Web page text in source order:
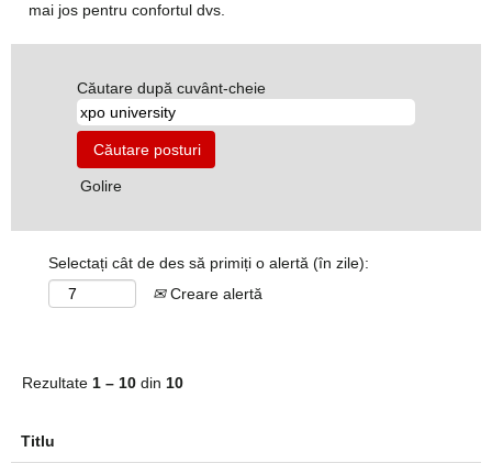
mai jos pentru confortul dvs.
Căutare după cuvânt-cheie
Golire
Selectați cât de des să primiți o alertă (în zile):
Creare alertă
Rezultate 1 – 10 din 10
Titlu